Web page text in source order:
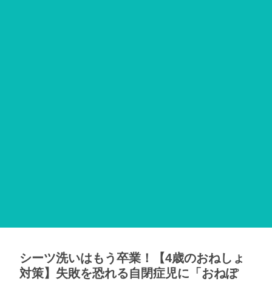
シーツ洗いはもう卒業！【4歳のおねしょ
対策】失敗を恐れる自閉症児に「おねぽ